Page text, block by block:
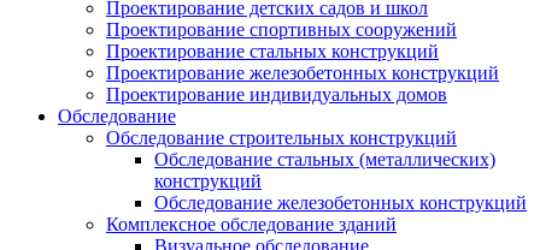
Проектирование детских садов и школ
Проектирование спортивных сооружений
Проектирование стальных конструкций
Проектирование железобетонных конструкций
Проектирование индивидуальных домов
Обследование
Обследование строительных конструкций
Обследование стальных (металлических)
конструкций
Обследование железобетонных конструкций
Комплексное обследование зданий
Визуальное обследование